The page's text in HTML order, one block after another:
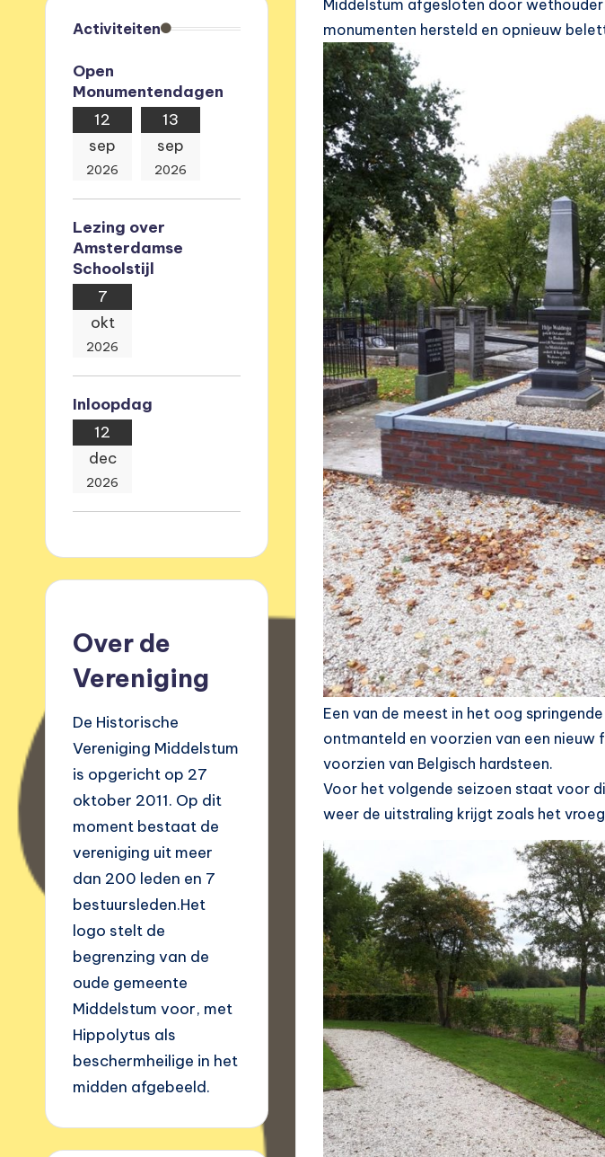
Middelstum afgesloten door
monumenten hersteld en opnieuw
Een van de meest in het oog
ontmanteld en voorzien van een nieuw
voorzien van Belgisch hardsteen.
Voor het volgende seizoen staat voor
weer de uitstraling krijgt zoals het
Activiteiten
Open
Monumentendagen
12
sep
2026
13
sep
2026
Lezing over
Amsterdamse
Schoolstijl
7
okt
2026
Inloopdag
12
dec
2026
Over de
Vereniging
De Historische
Vereniging Middelstum
is opgericht op 27
oktober 2011. Op dit
moment bestaat de
vereniging uit meer
dan 200 leden en 7
bestuursleden.Het
logo stelt de
begrenzing van de
oude gemeente
Middelstum voor, met
Hippolytus als
beschermheilige in het
midden afgebeeld.